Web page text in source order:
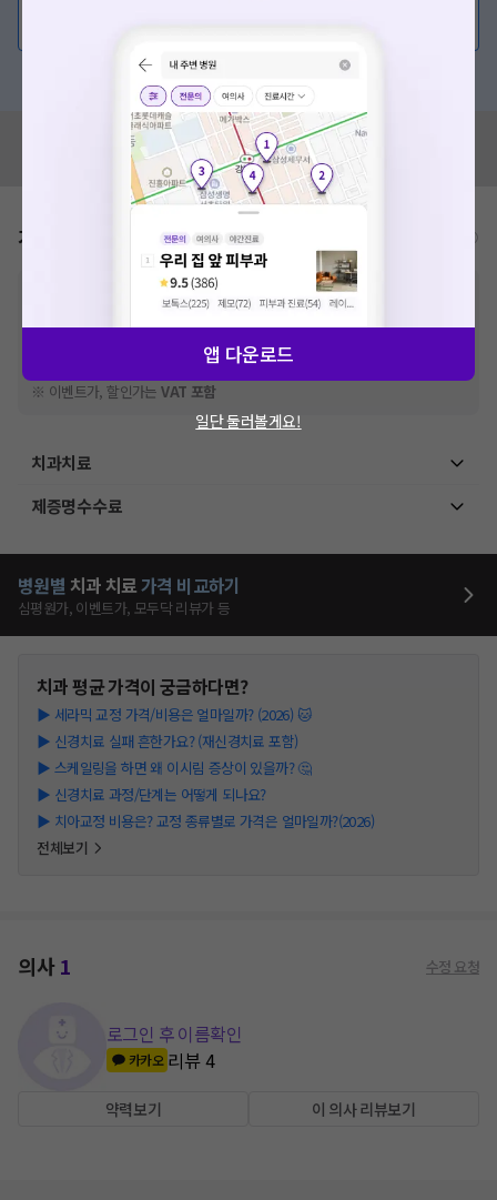
혹은, 의료상담 서비스에 다양한 게시글 보러가기
혹시 잘못된 병원정보가 있나요?
모두닥 팀에 알려주세요!
가격표
비급여 항목의 경우,추가비용 등으로 실제 가격과 상이할 수 있으니, 정확
한 가격은 해당 의료기관에 직접 문의해주세요.
※급여 항목의 경우,건강보험심사평가원에 고지되어 있는 급여 진료 기준 가
격입니다. (진료와 연관된 복합적인 비용이 추가되어, 병원마다 금액이 다르게
산정될 수 있는 점 참고 바랍니다.)
※ 이벤트가, 할인가는VAT 포함
치과치료
제증명수수료
병원별 치과 치료가격 비교하기
심평원가, 이벤트가, 모두닥 리뷰가 등
치과평균 가격이 궁금하다면?
▶ 세라믹 교정 가격/비용은 얼마일까? (2026) 🐱
▶ 신경치료 실패 흔한가요? (재신경치료 포함)
▶ 스케일링을 하면 왜 이시림 증상이 있을까? 🤔
▶ 신경치료 과정/단계는 어떻게 되나요?
▶ 치아교정 비용은? 교정 종류별로 가격은 얼마일까?(2026)
전체보기
의사1 수정 요청
로그인 후 이름확인
카카오 리뷰4
약력보기 이 의사 리뷰보기
앱 다운로드
일단 둘러볼게요!